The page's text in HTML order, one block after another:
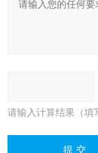
请输入计算结果（填